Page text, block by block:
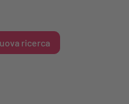
ricerca